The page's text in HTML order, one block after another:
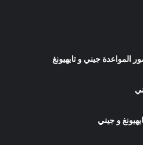
جيني و تايهيونغ
و جيني